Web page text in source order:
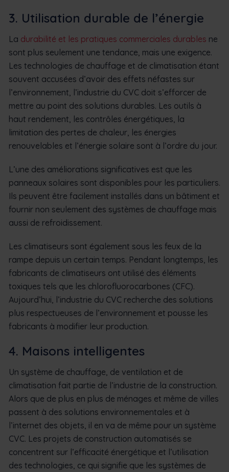
3. Utilisation durable de l’énergie
La durabilité et les pratiques commerciales durables ne
sont plus seulement une tendance, mais une exigence.
Les technologies de chauffage et de climatisation étant
souvent accusées d’avoir des effets néfastes sur
l’environnement, l’industrie du CVC doit s’efforcer de
mettre au point des solutions durables. Les outils à
haut rendement, les contrôles énergétiques, la
limitation des pertes de chaleur, les énergies
renouvelables et l’énergie solaire sont à l’ordre du jour.
L’une des améliorations significatives est que les
panneaux solaires sont disponibles pour les particuliers.
Ils peuvent être facilement installés dans un bâtiment et
fournir non seulement des systèmes de chauffage mais
aussi de refroidissement.
Les climatiseurs sont également sous les feux de la
rampe depuis un certain temps. Pendant longtemps, les
fabricants de climatiseurs ont utilisé des éléments
toxiques tels que les chlorofluorocarbones (CFC).
Aujourd’hui, l’industrie du CVC recherche des solutions
plus respectueuses de l’environnement et pousse les
fabricants à modifier leur production.
4. Maisons intelligentes
Un système de chauffage, de ventilation et de
climatisation fait partie de l’industrie de la construction.
Alors que de plus en plus de ménages et même de villes
passent à des solutions environnementales et à
l’internet des objets, il en va de même pour un système
CVC. Les projets de construction automatisés se
concentrent sur l’efficacité énergétique et l’utilisation
des technologies, ce qui signifie que les systèmes de